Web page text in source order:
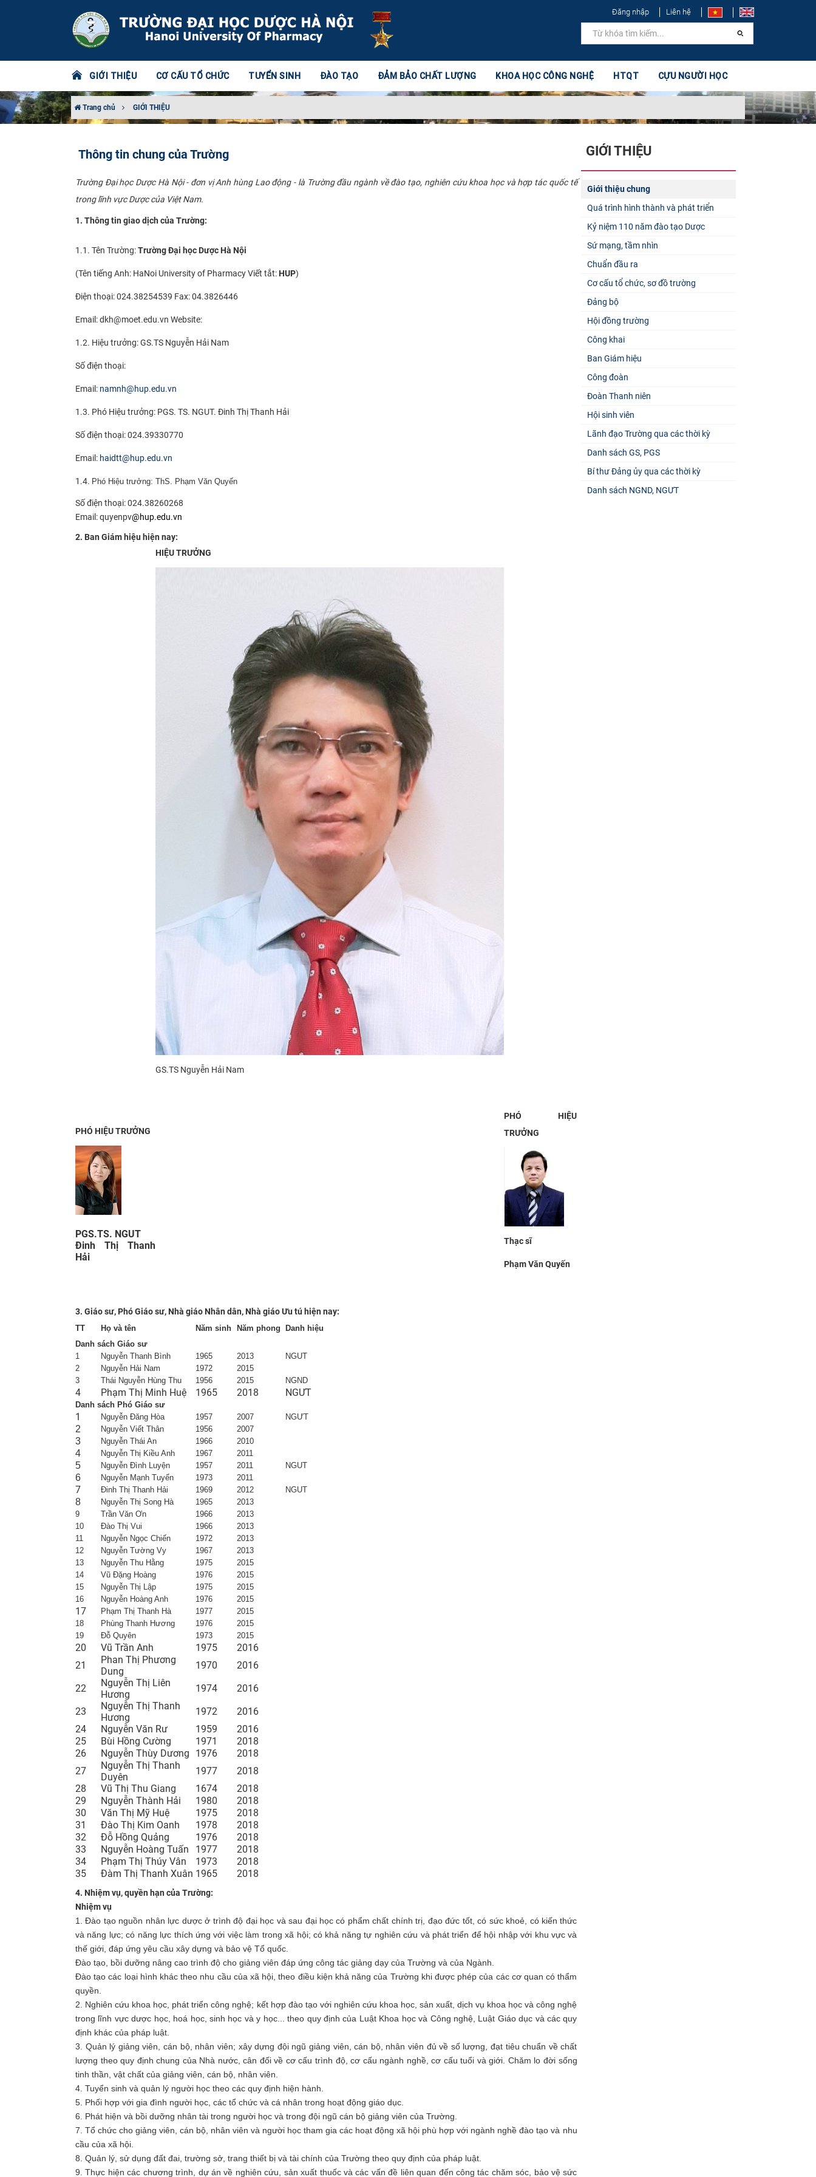
Đăng nhập Liên hệ
GIỚI THIỆU CƠ CẤU TỔ CHỨC TUYỂN SINH ĐÀO TẠO ĐẢM BẢO CHẤT LƯỢNG KHOA HỌC CÔNG NGHỆ HTQT CỰU NGƯỜI HỌC
Trang chủ GIỚI THIỆU
Thông tin chung của Trường
​Trường Đại học Dược Hà Nội - đơn vị Anh hùng Lao động - là Trường đầu ngành về đào tạo, nghiên cứu khoa học và hợp tác quốc tế
trong lĩnh vực Dược của Việt Nam.​​​
1. Thông tin giao dịch của Trường:
1.1. Tên Trường:Trường Đại học Dược Hà Nội
(Tên tiếng Anh: HaNoi University of Pharmacy Viết tắt: HUP)
Điện thoại: 024.38254539 Fax: 04.3826446
Email: dkh@moet.edu.vn Website:
1.2. Hiệu trưởng: GS.TS Nguyễn Hải Nam
Số điện thoại:
Email: namnh@hup.edu.vn​
1.3. Phó Hiệu trưởng: PGS. TS. NGUT. Đinh Thị Thanh Hải
Số điện thoại: 024.39330770
Email: haidtt@hup.edu.vn
1.4. Phó Hiệu trưởng: ThS. Phạm Văn Quyến
Số điện thoại: 024.38260268
Email: quyenpv@hup.edu.vn
2. Ban Giám hiệu hiện nay:
HIỆU TRƯỞNG
GS.TS Nguyễn Hải Nam
PHÓ HIỆU TRƯỞNG
PGS.TS. NGUT
Đinh Thị Thanh
Hải
PHÓ HIỆU
TRƯỞNG
Thạc sĩ
Phạm Văn Quyến
3. Giáo sư, Phó Giáo sư, Nhà giáo Nhân dân, Nhà giáo Ưu tú hiện nay:
TT Họ và tên Năm sinh Năm phong
Danh hiệu
Danh sách Giáo sư
1
Nguyễn Thanh Bình 1965 2013
NGUT
2
Nguyễn Hải Nam 1972
2015
3
Thái Nguyễn Hùng Thu 1956 2015 NGND
​4 ​Phạm Thị Minh Huệ​ 1965 2018​ NGƯT
Danh sách Phó Giáo sư
1 Nguyễn Đăng Hòa 1957 2007 NGƯT
2 Nguyễn Viết Thân 1956 2007
3 Nguyễn Thái An 1966 2010
4 Nguyễn Thị Kiều Anh 1967 2011
5 Nguyễn Đình Luyện 1957 2011 NGUT
6 Nguyễn Mạnh Tuyển 1973 2011
7 Đinh Thị Thanh Hải 1969 2012 NGUT
8 Nguyễn Thị Song Hà 1965
2013
9
Trần Văn Ơn 1966
2013
10
Đào Thị Vui 1966
2013
11
Nguyễn Ngọc Chiến 1972
2013
12
Nguyễn Tường Vy 1967
2013
13
Nguyễn Thu Hằng 1975
2015
14
Vũ Đặng Hoàng 1976
2015
15
Nguyễn Thị Lập 1975
2015
16
Nguyễn Hoàng Anh 1976 2015
17 Phạm Thị Thanh Hà 1977
2015
18
Phùng Thanh Hương 1976
2015
19
Đỗ Quyên 1973 2015
20 Vũ Trần Anh​ ​1975
2016​
​21
Phan Thị Phương
Dung​
​1970
​2016
22
​Nguyễn Thị Liên
Hương
​1974
​​2016
​23
Nguyễn Thị Thanh
Hương​
1972​
​2016​
​24
​Nguyễn Văn Rư 1959​
​2016
​25
Bùi Hồng Cường​ ​1971
​2018
26
​Nguyễn Thùy Dương 1976​
​​2018
27
​Nguyễn Thị Thanh
Duyên
1977​
​​2018
28
​Vũ Thị Thu Giang 1674​
​2018
​29
​Nguyễn Thành Hải ​1980
​2018
​30
​Văn Thị Mỹ Huệ ​1975
​2018
​31
​Đào Thị Kim Oanh ​1978
​2018
32
​Đỗ Hồng Quảng 1976​
​​2018
33
​Nguyễn Hoàng Tuấn 1977​
​​2018
​34
​Phạm Thị Thúy Vân ​1973
​​2018
​35
​Đàm Thị Thanh Xuân ​1965 ​​2018
4. Nhiệm vụ, quyền hạn của Trường:
Nhiệm vụ
1. Đào tạo nguồn nhân lực dược ở trình độ đại học và sau đại học có phẩm chất chính trị, đạo đức tốt, có sức khoẻ, có kiến thức
và năng lực; có năng lực thích ứng với việc làm trong xã hội; có khả năng tự nghiên cứu và phát triển để hội nhập với khu vực và
thế giới, đáp ứng yêu cầu xây dựng và bảo vệ Tổ quốc.
Đào tạo, bồi dưỡng nâng cao trình độ cho giảng viên đáp ứng công tác giảng dạy của Trường và của Ngành.
Đào tạo các loại hình khác theo nhu cầu của xã hội, theo điều kiện khả năng của Trường khi được phép của các cơ quan có thẩm
quyền.
2. Nghiên cứu khoa học, phát triển công nghệ; kết hợp đào tạo với nghiên cứu khoa học, sản xuất, dịch vụ khoa học và công nghệ
trong lĩnh vực dược học, hoá học, sinh học và y học... theo quy định của Luật Khoa học và Công nghệ, Luật Giáo dục và các quy
định khác của pháp luật.
3. Quản lý giảng viên, cán bộ, nhân viên; xây dựng đội ngũ giảng viên, cán bộ, nhân viên đủ về số lượng, đạt tiêu chuẩn về chất
lượng theo quy định chung của Nhà nước, cân đối về cơ cấu trình độ, cơ cấu ngành nghề, cơ cấu tuổi và giới. Chăm lo đời sống
tinh thần, vật chất của giảng viên, cán bộ, nhân viên.
4. Tuyển sinh và quản lý người học theo các quy định hiện hành.
5. Phối hợp với gia đình người học, các tổ chức và cá nhân trong hoạt động giáo dục.
6. Phát hiện và bồi dưỡng nhân tài trong người học và trong đội ngũ cán bộ giảng viên của Trường.
7. Tổ chức cho giảng viên, cán bộ, nhân viên và người học tham gia các hoạt động xã hội phù hợp với ngành nghề đào tạo và nhu
cầu của xã hội.
8. Quản lý, sử dụng đất đai, trường sở, trang thiết bị và tài chính của Trường theo quy định của pháp luật.
9. Thực hiện các chương trình, dự án về nghiên cứu, sản xuất thuốc và các vấn đề liên quan đến công tác chăm sóc, bảo vệ sức
GIỚI THIỆU
Giới thiệu chung
Quá trình hình thành và phát triển
Kỷ niệm 110 năm đào tạo Dược
Sứ mạng, tầm nhìn
Chuẩn đầu ra
Cơ cấu tổ chức, sơ đồ trường
Đảng bộ
Hội đồng trường
Công khai
Ban Giám hiệu
Công đoàn
Đoàn Thanh niên
Hội sinh viên
Lãnh đạo Trường qua các thời kỳ
Danh sách GS, PGS
Bí thư Đảng ủy qua các thời kỳ
Danh sách NGND, NGƯT